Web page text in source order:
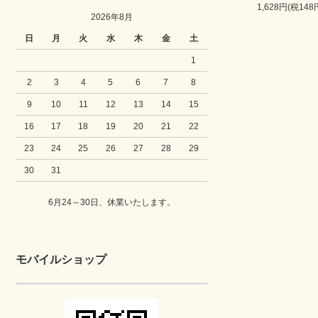
2026年8月
日 月 火 水 木 金 土
1
2 3 4 5 6 7 8
9 10 11 12 13 14 15
16 17 18 19 20 21 22
23 24 25 26 27 28 29
30 31
6月24～30日、休業いたします。
モバイルショップ
1,628円(税148